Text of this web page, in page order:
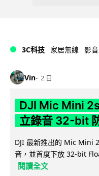
3C科技 家居無線 影
Vin 2 日
DJI Mic Mini
立錄音 32-bit
DJI 最新推出的 Mic Mini
音，並首度下放 32-bit
閱讀全文